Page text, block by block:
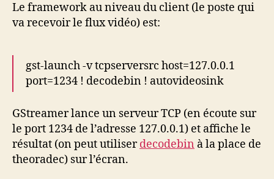
Le framework au niveau du client (le poste qui
va recevoir le flux vidéo) est:
gst-launch -v tcpserversrc host=127.0.0.1
port=1234 ! decodebin ! autovideosink
GStreamer lance un serveur TCP (en écoute sur
le port 1234 de l’adresse 127.0.0.1) et affiche le
résultat (on peut utiliserdecodebin à la place de
theoradec) sur l’écran.